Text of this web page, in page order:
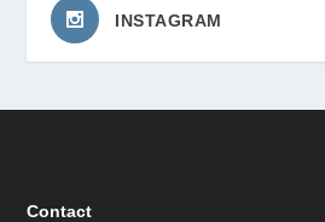
INSTAGRAM
Contact